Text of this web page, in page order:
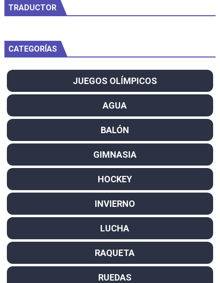
TRADUCTOR
CATEGORÍAS
JUEGOS OLÍMPICOS
AGUA
BALÓN
GIMNASIA
HOCKEY
INVIERNO
LUCHA
RAQUETA
RUEDAS